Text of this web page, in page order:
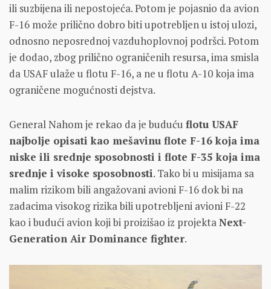
ili suzbijena ili nepostojeća. Potom je pojasnio da avion
F-16 može prilično dobro biti upotrebljen u istoj ulozi,
odnosno neposrednoj vazduhoplovnoj podršci. Potom
je dodao, zbog prilično ograničenih resursa, ima smisla
da USAF ulaže u flotu F-16, a ne u flotu A-10 koja ima
ograničene mogućnosti dejstva.
General Nahom je rekao da je buduću flotu USAF
najbolje opisati kao mešavinu flote F-16 koja ima
niske ili srednje sposobnosti i flote F-35 koja ima
srednje i visoke sposobnosti. Tako bi u misijama sa
malim rizikom bili angažovani avioni F-16 dok bi na
zadacima visokog rizika bili upotrebljeni avioni F-22
kao i budući avion koji bi proizišao iz projektaNext-
Generation Air Dominance fighter.